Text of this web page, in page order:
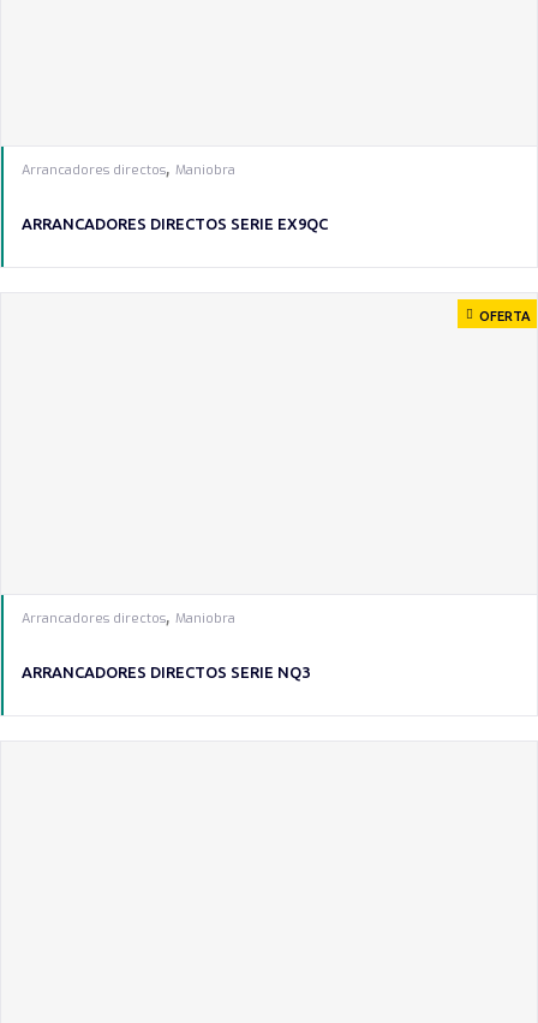
Arrancadores directos, Maniobra
ARRANCADORES DIRECTOS SERIE EX9QC
OFERTA
Arrancadores directos, Maniobra
ARRANCADORES DIRECTOS SERIE NQ3